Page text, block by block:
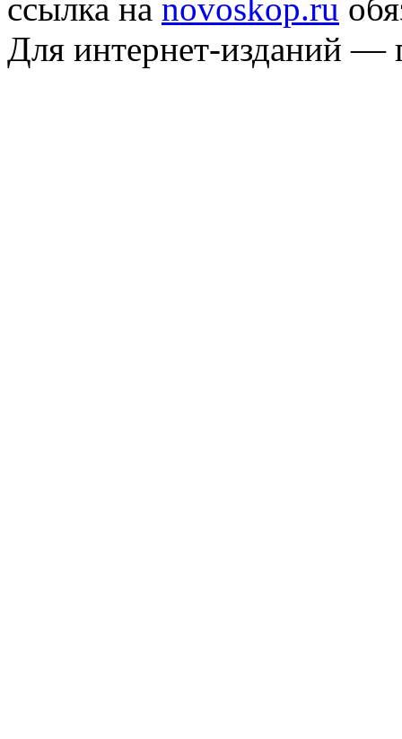
ссылка на novoskop.ru
Для интернет-изданий —